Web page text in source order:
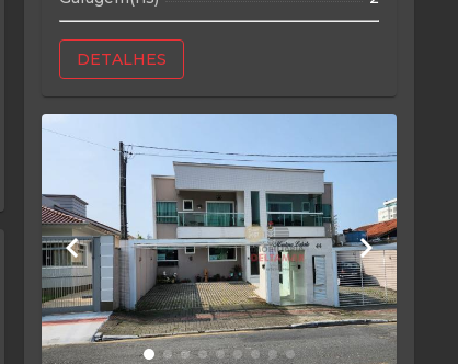
DETALHES
keyboard_arrow_left keyboard_arrow_right